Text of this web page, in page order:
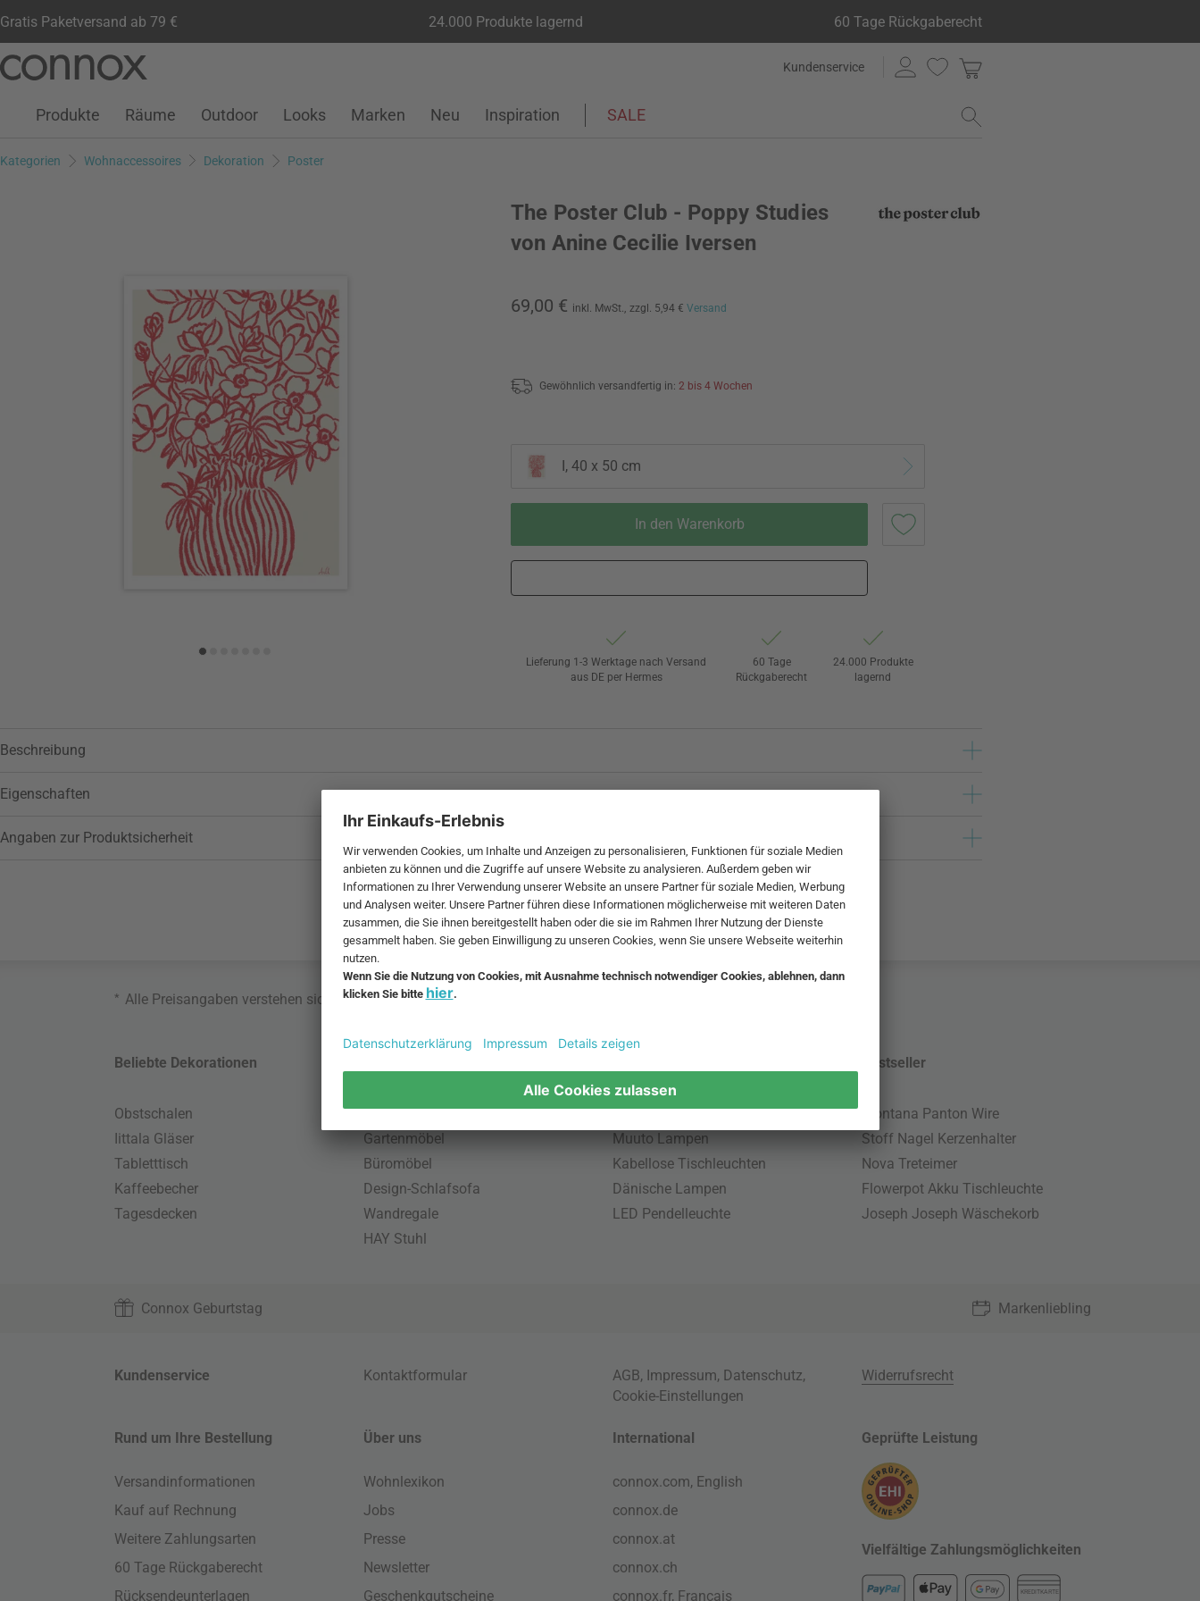
Gratis Paketversand ab 79 € 24.000 Produkte lagernd 60 Tage Rückgaberecht
Seiteninhalt
Suchfeld
Kundenservice
Kundenkonto
Wunschliste
Warenkorb
Produkte Räume Outdoor Looks Marken Neu Inspiration SALE
Kategorien Wohnaccessoires Dekoration Poster
The Poster Club - Poppy Studies
von Anine Cecilie Iversen
69,00 € inkl. MwSt., zzgl. 5,94 € Versand
Gewöhnlich versandfertig in: 2 bis 4 Wochen
I, 40 x 50 cm
In den Warenkorb
Wunschliste hinzufügen
Lieferung 1-3 Werktage nach Versand
aus DE per Hermes
60 Tage
Rückgaberecht
24.000 Produkte
lagernd
Beschreibung
Eigenschaften
Angaben zur Produktsicherheit
* Alle Preisangaben verstehen sich inklusive MwSt. und zzgl.
Beliebte Dekorationen
Obstschalen
Iittala Gläser
Tabletttisch
Kaffeebecher
Tagesdecken
Skandinavische Möbel
Gartenmöbel
Büromöbel
Design-Schlafsofa
Wandregale
HAY Stuhl
Pendellampe für Außen
Muuto Lampen
Kabellose Tischleuchten
Dänische Lampen
LED Pendelleuchte
Bestseller
Montana Panton Wire
Stoff Nagel Kerzenhalter
Nova Treteimer
Flowerpot Akku Tischleuchte
Joseph Joseph Wäschekorb
Connox Geburtstag Markenliebling
Kundenservice Kontaktformular AGB, Impressum, Datenschutz,
Cookie-Einstellungen
Widerrufsrecht
Rund um Ihre Bestellung
Versandinformationen
Kauf auf Rechnung
Weitere Zahlungsarten
60 Tage Rückgaberecht
Rücksendeunterlagen
Über uns
Wohnlexikon
Jobs
Presse
Newsletter
Geschenkgutscheine
International
connox.com, English
connox.de
connox.at
connox.ch
connox.fr, Français
Geprüfte Leistung
Vielfältige Zahlungsmöglichkeiten
KREDITKARTE